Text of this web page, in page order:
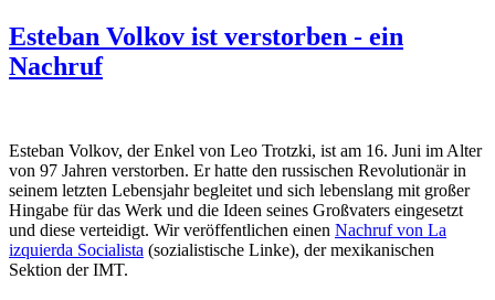
Esteban Volkov ist verstorben - ein
Nachruf
Esteban Volkov, der Enkel von Leo Trotzki, ist am 16. Juni im Alter
von 97 Jahren verstorben. Er hatte den russischen Revolutionär in
seinem letzten Lebensjahr begleitet und sich lebenslang mit großer
Hingabe für das Werk und die Ideen seines Großvaters eingesetzt
und diese verteidigt. Wir veröffentlichen einen Nachruf von La
izquierda Socialista (sozialistische Linke), der mexikanischen
Sektion der IMT.